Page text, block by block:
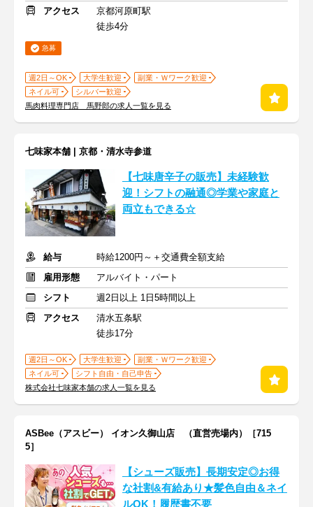
アクセス
京都河原町駅
徒歩4分
急募
週2日～OK 大学生歓迎
副業・Ｗワーク歓迎
ネイル可
シルバー歓迎
馬肉料理専門店 馬野郎の求人一覧を見る
七味家本舗 | 京都・清水寺参道
【七味唐辛子の販売】未経験歓
迎！シフトの融通◎学業や家庭と
両立もできる☆
給与
時給1200円～＋交通費全額支給
雇用形態
アルバイト・パート
シフト
週2日以上 1日5時間以上
アクセス
清水五条駅
徒歩17分
週2日～OK 大学生歓迎
副業・Ｗワーク歓迎
ネイル可
シフト自由・自己申告
株式会社七味家本舗の求人一覧を見る
ASBee（アスビー） イオン久御山店 （直営売場内）［715
5］
【シューズ販売】長期安定◎お得
な社割&有給あり★髪色自由＆ネイ
ルOK！履歴書不要